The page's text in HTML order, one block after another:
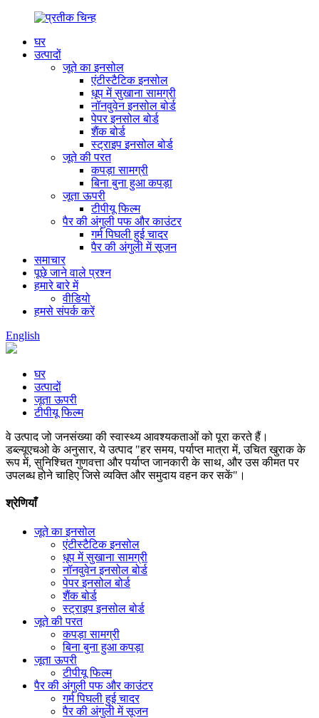
घर
उत्पादों
जूते का इनसोल
एंटीस्टैटिक इनसोल
धूप में सुखाना सामग्री
नॉनवुवेन इनसोल बोर्ड
पेपर इनसोल बोर्ड
शैंक बोर्ड
स्ट्राइप इनसोल बोर्ड
जूते की परत
कपड़ा सामग्री
बिना बुना हुआ कपड़ा
जूता ऊपरी
टीपीयू फिल्म
पैर की अंगुली पफ और काउंटर
गर्म पिघली हुई चादर
पैर की अंगुली में सूजन
समाचार
पूछे जाने वाले प्रश्न
हमारे बारे में
वीडियो
हमसे संपर्क करें
English
घर
उत्पादों
जूता ऊपरी
टीपीयू फिल्म
वे उत्पाद जो जनसंख्या की स्वास्थ्य आवश्यकताओं को पूरा करते हैं।
डब्ल्यूएचओ के अनुसार, ये उत्पाद "हर समय, पर्याप्त मात्रा में, उचित खुराक के
रूप में, सुनिश्चित गुणवत्ता और पर्याप्त जानकारी के साथ, और उस कीमत पर
उपलब्ध होने चाहिए जिसे व्यक्ति और समुदाय वहन कर सकें"।
श्रेणियाँ
जूते का इनसोल
एंटीस्टैटिक इनसोल
धूप में सुखाना सामग्री
नॉनवुवेन इनसोल बोर्ड
पेपर इनसोल बोर्ड
शैंक बोर्ड
स्ट्राइप इनसोल बोर्ड
जूते की परत
कपड़ा सामग्री
बिना बुना हुआ कपड़ा
जूता ऊपरी
टीपीयू फिल्म
पैर की अंगुली पफ और काउंटर
गर्म पिघली हुई चादर
पैर की अंगुली में सूजन